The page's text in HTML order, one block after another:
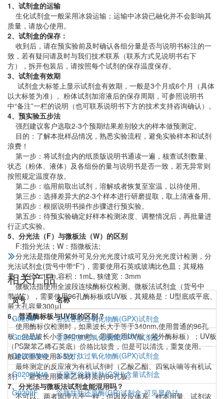
1、试剂盒的运输
生化试剂盒一般采用冰袋运输；运输中冰袋已融化并不会影响其
质量，请放心使用。
2、试剂盒的保存：
收到后，请在预实验前及时确认各组分量是否与说明书标注的一
致，若有疑问请及时与我们技术联系（联系方式见说明书右下
方），拆开包装后，请按照每个试剂的保存温度保存。
3、试剂盒有效期
试剂盒大标签上显示试剂盒有效期，一般是3个月或6个月（具体
以大标签为准）。粉体试剂加溶液后的保存周期，可参照说明书
中“备注”一栏的说明（也可联系说明书下方的技术支持咨询确认）。
4、预实验五步法
强烈建议客户选取2-3个预期结果差别较大的样本做预测定。
目的：了解本批样品情况，熟悉实验流程，避免实验样本和试剂
浪费！
第一步：将试剂盒内的纸质版说明书通读一遍，核查试剂数量、
状态（粉体、液体）及各组份的量与说明书是否一致，若无异常则
按照规定温度存放。
第二步：临用前取出试剂，溶解或者恢复至室温，以待使用。
第三步：选择差异大的2-3个样本进行研磨提取，取上清液备用。
第四步：根据说明书操作步骤进行预实验。
第五步：待预实验确定好样本检测浓度、调整情况后，再批量进
行正式实验。
5、分光法（F）与微板法（W）的区别
F:指分光法；W：指微板法;
分光法是指使用紫外可见分光光度计或可见分光光度计检测，分
光法试剂盒(货号中带“F”)，需要使用石英或玻璃比色皿；其规格
是：光径：1cm,容积：1mL, 狭缝宽：3mm
微板法指使用全波段连续酶标仪检测。微板法试剂盒（货号中
带“W”），需要使用96孔酶标板或UV板，其规格是：U型底或平底、
最大孔容量300μL
6、普通酶标板与UV板的区别？
使用酶标仪检测时，如果波长大于等于340nm,使用普通的96孔
板；但是波长小于340nm时，需要使用UV板（紫外酶标板）；UV板
（PS聚苯乙稀石英底）价格比较贵，但是可以清洗，重复使用。一
般建议重复使用3-5次；
最终测定的反应液为有机试剂时（乙酸乙酯、四氢呋喃等有机试
剂），避免使用聚苯乙稀材质的96孔板。
7、分光法与微板法试剂盒能混用吗？
不可以。两者原理几乎一样，但因反应体系、样本用量、试剂浓
相关产品
货号
名称
G0204F
谷胱甘肽过氧化物酶(GPX)试剂盒
G0204W
谷胱甘肽过氧化物酶(GPX)试剂盒
G0204W48
谷胱甘肽过氧化物酶(GPX)试剂盒
G0206W48
还原型谷胱甘肽(GSH)含量试剂盒
G0209F
谷胱甘肽还原酶(GR)试剂盒-可见显色法